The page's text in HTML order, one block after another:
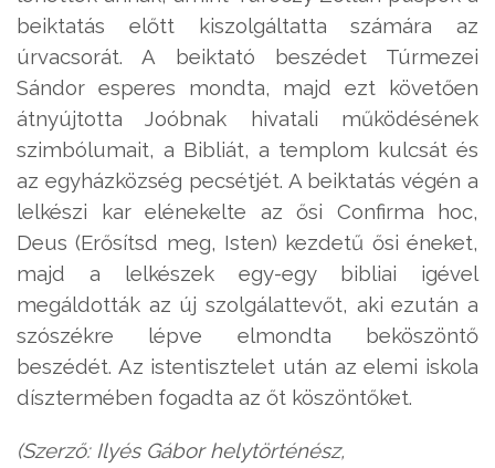
beiktatás előtt kiszolgáltatta számára az
úrvacsorát. A beiktató beszédet Túrmezei
Sándor esperes mondta, majd ezt követően
átnyújtotta Joóbnak hivatali működésének
szimbólumait, a Bibliát, a templom kulcsát és
az egyházközség pecsétjét. A beiktatás végén a
lelkészi kar elénekelte az ősi Confirma hoc,
Deus (Erősítsd meg, Isten) kezdetű ősi éneket,
majd a lelkészek egy-egy bibliai igével
megáldották az új szolgálattevőt, aki ezután a
szószékre lépve elmondta beköszöntő
beszédét. Az istentisztelet után az elemi iskola
dísztermében fogadta az őt köszöntőket.
(Szerző: Ilyés Gábor helytörténész,